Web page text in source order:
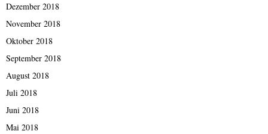
Dezember 2018
November 2018
Oktober 2018
September 2018
August 2018
Juli 2018
Juni 2018
Mai 2018